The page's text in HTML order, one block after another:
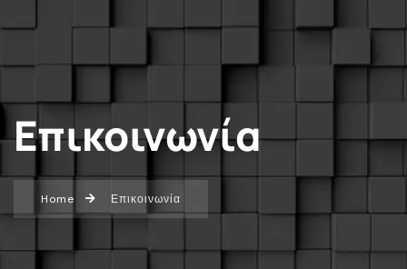
Επικοινωνία
Home Επικοινωνία